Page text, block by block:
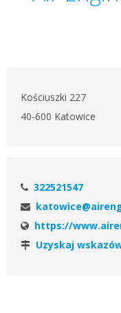
Kościuszki 227
40-600 Katowice
322521547
https://
Uzyskaj